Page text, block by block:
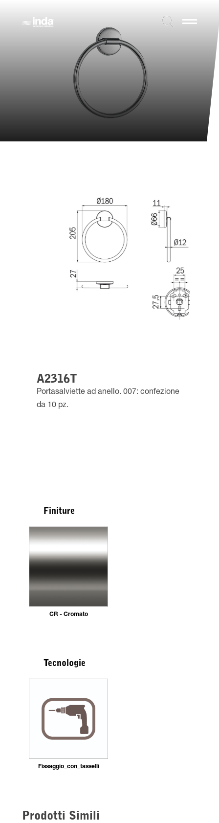
A2316T
Portasalviette ad anello. 007: confezione
da 10 pz.
Finiture
CR - Cromato
Tecnologie
Fissaggio_con_tasselli
Prodotti Simili